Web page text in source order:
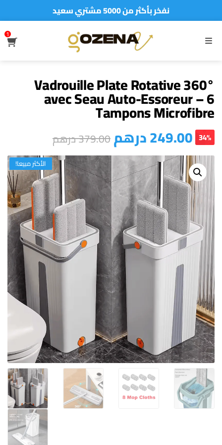
نفخر بأكثر من 5000 مشتري سعيد
MENU
1
Vadrouille Plate Rotative 360°
avec Seau Auto-Essoreur – 6
Tampons Microfibre
249.00درهم379.00درهم 34%
الأكثر مبيعا!